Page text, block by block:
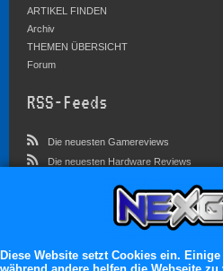
ARTIKEL FINDEN
Archiv
THEMEN ÜBERSICHT
Forum
RSS-Feeds
Die neuesten Gamereviews
Die neuesten Hardware Reviews
Im Forum sind zur Zeit 3757 Benutzer online
Diese Website setzt Cookies ein.